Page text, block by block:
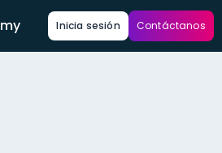
Inicia sesión Contáctanos